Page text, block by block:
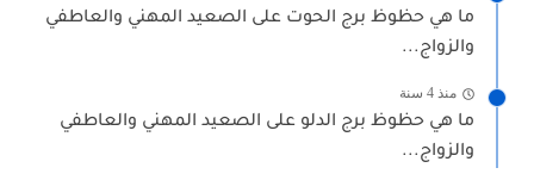
ما هي حظوظ برج الحوت على الصعيد المهني والعاطفي
والزواج...
منذ 4 سنة
ما هي حظوظ برج الدلو على الصعيد المهني والعاطفي
والزواج...